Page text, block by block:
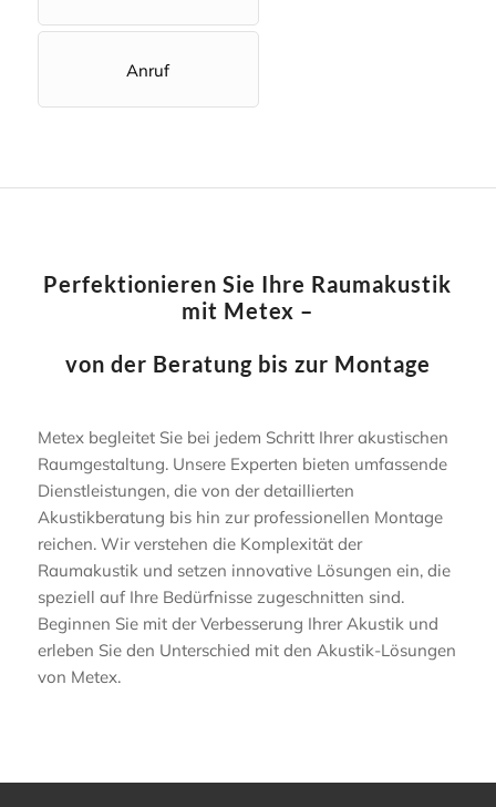
Anruf
Perfektionieren Sie Ihre Raumakustik
mit Metex –
von der Beratung bis zur Montage
Metex begleitet Sie bei jedem Schritt Ihrer akustischen
Raumgestaltung. Unsere Experten bieten umfassende
Dienstleistungen, die von der detaillierten
Akustikberatung bis hin zur professionellen Montage
reichen. Wir verstehen die Komplexität der
Raumakustik und setzen innovative Lösungen ein, die
speziell auf Ihre Bedürfnisse zugeschnitten sind.
Beginnen Sie mit der Verbesserung Ihrer Akustik und
erleben Sie den Unterschied mit den Akustik-Lösungen
von Metex.